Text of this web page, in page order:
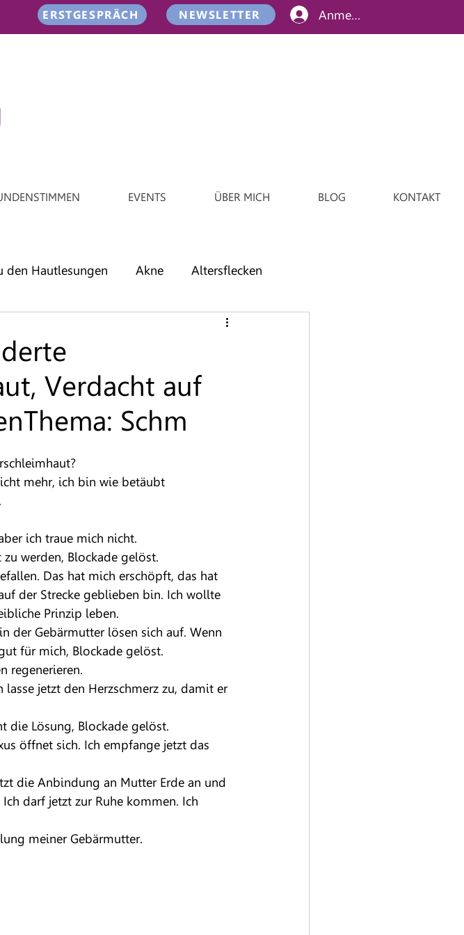
ERSTGESPRÄCH NEWSLETTER Anmelden
EVENTS ÜBER MICH BLOG KONTAKT
den Hautlesungen Akne Altersflecken
Gebärmutter
Rosazea Schleimhäute
Verdacht auf
Schm
mehr, ich bin wie betäubt
ich traue mich nicht.
werden, Blockade gelöst.
Das hat mich erschöpft, das hat
der Strecke geblieben bin. Ich wollte
Prinzip leben.
der Gebärmutter lösen sich auf. Wenn
für mich, Blockade gelöst.
regenerieren.
jetzt den Herzschmerz zu, damit er
die Lösung, Blockade gelöst.
öffnet sich. Ich empfange jetzt das
die Anbindung an Mutter Erde an und
darf jetzt zur Ruhe kommen. Ich
meiner Gebärmutter.